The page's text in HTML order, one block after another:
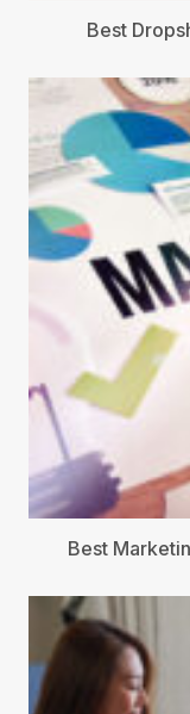
35+ Best
18 Best